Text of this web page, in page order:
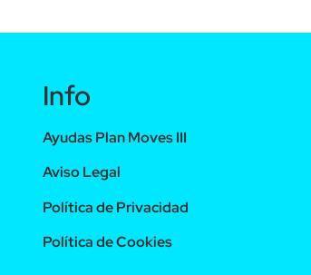
Info
Ayudas Plan Moves III
Aviso Legal
Política de Privacidad
Política de Cookies